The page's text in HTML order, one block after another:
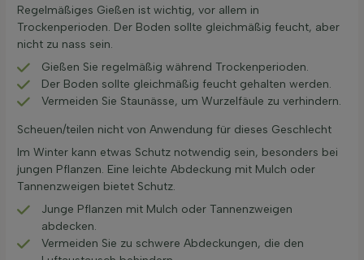
Regelmäßiges Gießen ist wichtig, vor allem in
Trockenperioden. Der Boden sollte gleichmäßig feucht, aber
nicht zu nass sein.
Gießen Sie regelmäßig während Trockenperioden.
Der Boden sollte gleichmäßig feucht gehalten werden.
Vermeiden Sie Staunässe, um Wurzelfäule zu verhindern.
Scheuen/teilen nicht von Anwendung für dieses Geschlecht
Im Winter kann etwas Schutz notwendig sein, besonders bei
jungen Pflanzen. Eine leichte Abdeckung mit Mulch oder
Tannenzweigen bietet Schutz.
Junge Pflanzen mit Mulch oder Tannenzweigen
abdecken.
Vermeiden Sie zu schwere Abdeckungen, die den